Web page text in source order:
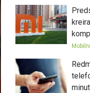
Mobilni